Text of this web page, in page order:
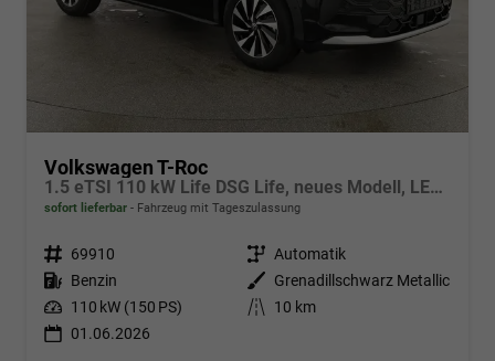
Volkswagen T-Roc
1.5 eTSI 110 kW Life DSG Life, neues Modell, LED, Kamera, Side, Winter, 17-Zoll
sofort lieferbar Fahrzeug mit Tageszulassung
Fahrzeugnr. 69910 Getriebe Automatik
Kraftstoff Benzin Außenfarbe
Grenadillschwarz Metallic
Leistung 110 kW (150 PS) Kilometerstand
10 km
01.06.2026